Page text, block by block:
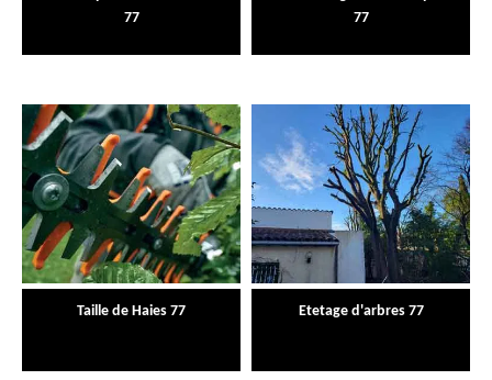
77
77
Taille de Haies 77 Etetage d'arbres 77